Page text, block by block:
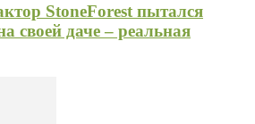
StoneForest пытался
своей даче – реальная